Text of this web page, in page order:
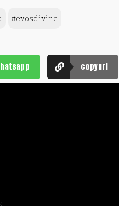
#evosdivine
copyurl